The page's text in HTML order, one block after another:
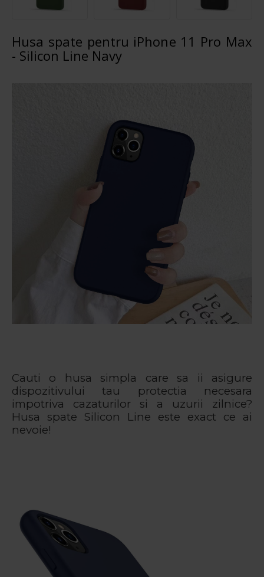
Husa spate pentru iPhone 11 Pro Max
- Silicon Line Navy
Cauti o husa simpla care sa ii asigure
dispozitivului tau protectia necesara
impotriva cazaturilor si a uzurii zilnice?
Husa spate Silicon Line este exact ce ai
nevoie!